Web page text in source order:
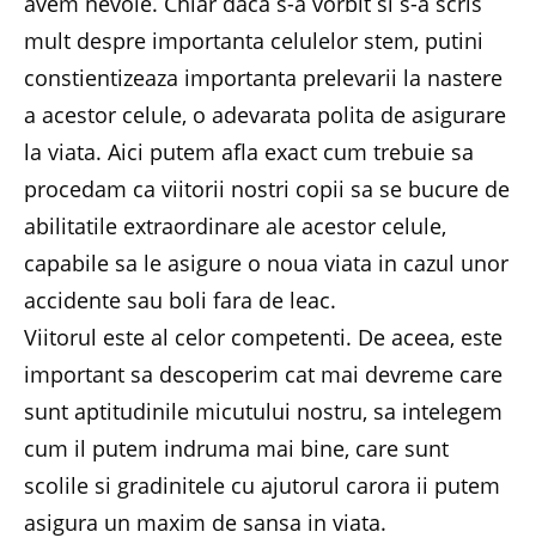
mult despre importanta celulelor stem, putini
constientizeaza importanta prelevarii la nastere
a acestor celule, o adevarata polita de asigurare
la viata. Aici putem afla exact cum trebuie sa
procedam ca viitorii nostri copii sa se bucure de
abilitatile extraordinare ale acestor celule,
capabile sa le asigure o noua viata in cazul unor
accidente sau boli fara de leac.
Viitorul este al celor competenti. De aceea, este
important sa descoperim cat mai devreme care
sunt aptitudinile micutului nostru, sa intelegem
cum il putem indruma mai bine, care sunt
scolile si gradinitele cu ajutorul carora ii putem
asigura un maxim de sansa in viata.